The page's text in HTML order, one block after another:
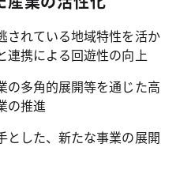
されている地域特性を活か
連携による回遊性の向上
の多角的展開等を通じた高
の推進
とした、新たな事業の展開